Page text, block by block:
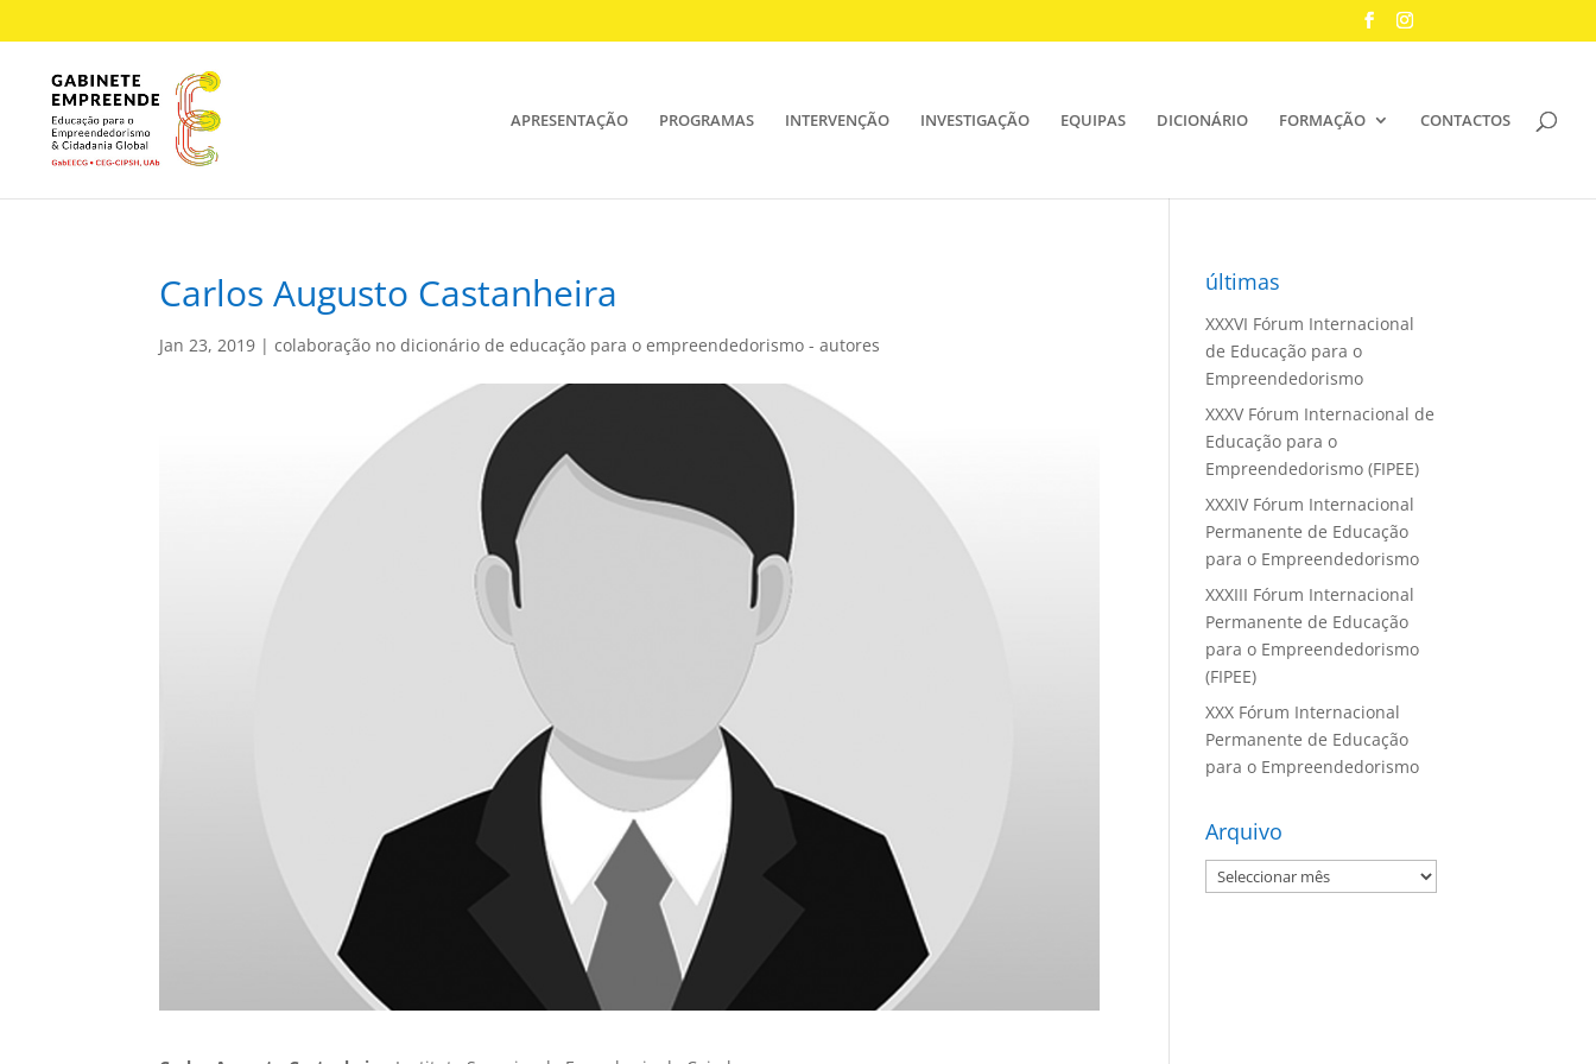
APRESENTAÇÃO PROGRAMAS INTERVENÇÃO INVESTIGAÇÃO EQUIPAS DICIONÁRIO FORMAÇÃO CONTACTOS
Carlos Augusto Castanheira
Jan 23, 2019 |colaboração no dicionário de educação para o empreendedorismo - autores
últimas
XXXVI Fórum Internacional
de Educação para o
Empreendedorismo
XXXV Fórum Internacional de
Educação para o
Empreendedorismo (FIPEE)
XXXIV Fórum Internacional
Permanente de Educação
para o Empreendedorismo
XXXIII Fórum Internacional
Permanente de Educação
para o Empreendedorismo
(FIPEE)
XXX Fórum Internacional
Permanente de Educação
para o Empreendedorismo
Arquivo
Arquivo